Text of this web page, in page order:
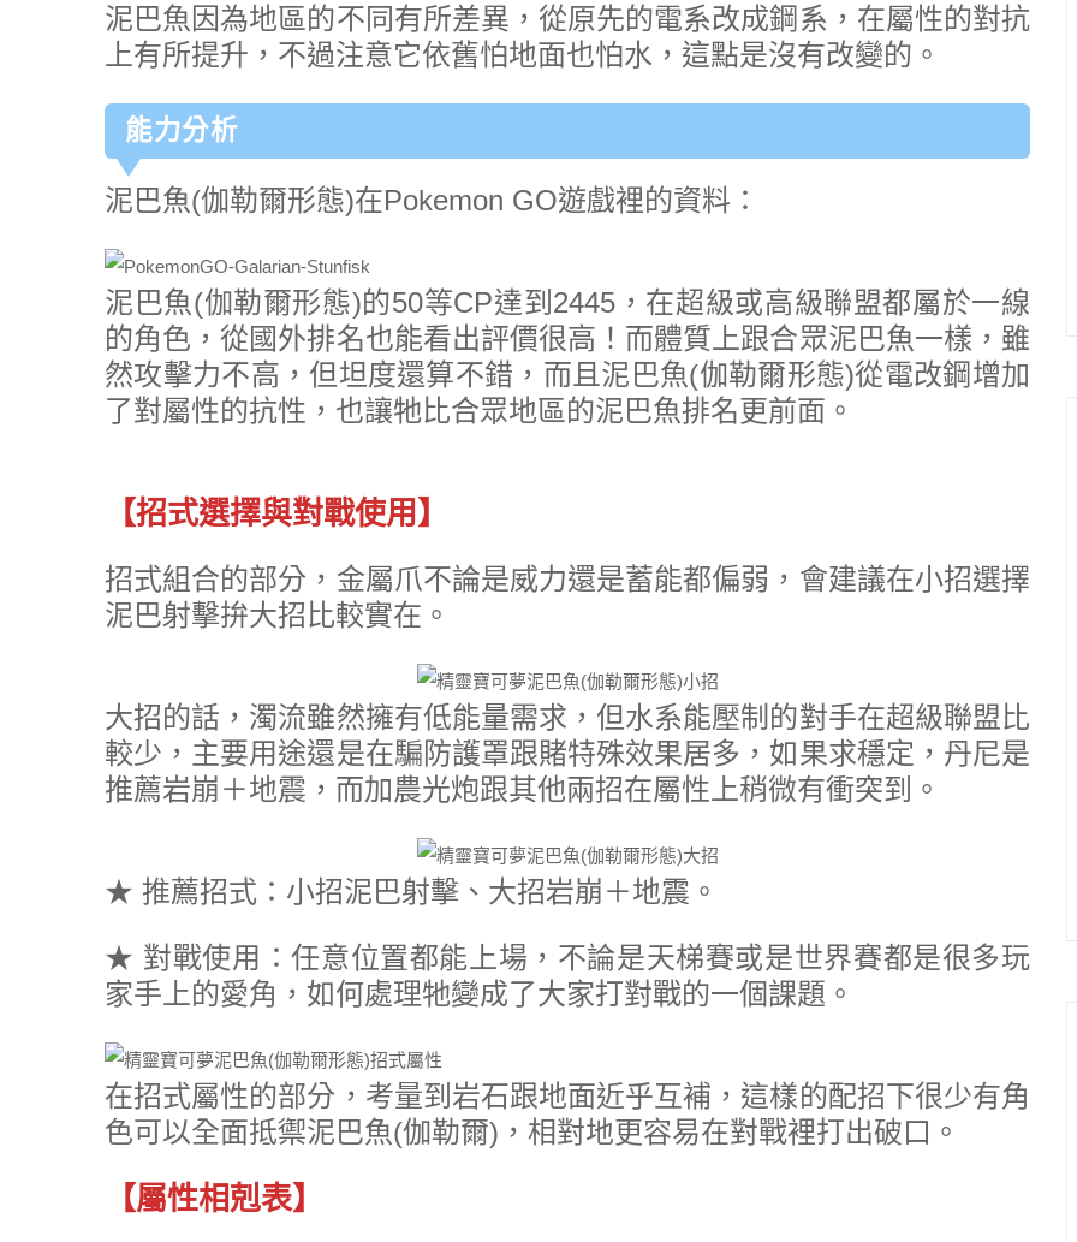
泥巴魚因為地區的不同有所差異，從原先的電系改成鋼系，在屬性的對抗
上有所提升，不過注意它依舊怕地面也怕水，這點是沒有改變的。
能力分析
泥巴魚(伽勒爾形態)在Pokemon GO遊戲裡的資料：
泥巴魚(伽勒爾形態)的50等CP達到2445，在超級或高級聯盟都屬於一線
的角色，從國外排名也能看出評價很高！而體質上跟合眾泥巴魚一樣，雖
然攻擊力不高，但坦度還算不錯，而且泥巴魚(伽勒爾形態)從電改鋼增加
了對屬性的抗性，也讓牠比合眾地區的泥巴魚排名更前面。
【招式選擇與對戰使用】
招式組合的部分，金屬爪不論是威力還是蓄能都偏弱，會建議在小招選擇
泥巴射擊拚大招比較實在。
大招的話，濁流雖然擁有低能量需求，但水系能壓制的對手在超級聯盟比
較少，主要用途還是在騙防護罩跟賭特殊效果居多，如果求穩定，丹尼是
推薦岩崩＋地震，而加農光炮跟其他兩招在屬性上稍微有衝突到。
★ 推薦招式：小招泥巴射擊、大招岩崩＋地震。
★ 對戰使用：任意位置都能上場，不論是天梯賽或是世界賽都是很多玩
家手上的愛角，如何處理牠變成了大家打對戰的一個課題。
在招式屬性的部分，考量到岩石跟地面近乎互補，這樣的配招下很少有角
色可以全面抵禦泥巴魚(伽勒爾)，相對地更容易在對戰裡打出破口。
【屬性相剋表】